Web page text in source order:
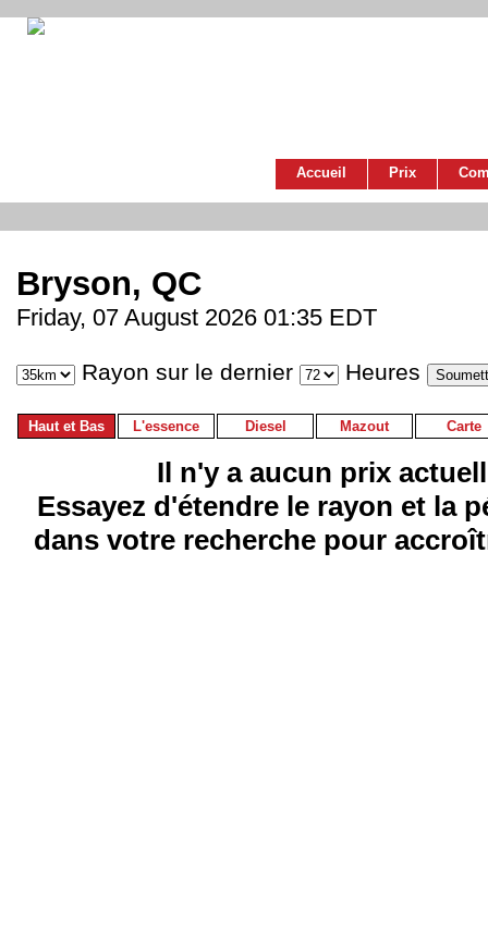
Accueil Prix
Bryson, QC
Friday, 07 August 2026 01:35 EDT
Rayon sur le dernier Heures
Haut et Bas L'essence Diesel Mazout Carte
Il n'y a aucun prix
Essayez d'étendre le rayon et la
dans votre recherche pour